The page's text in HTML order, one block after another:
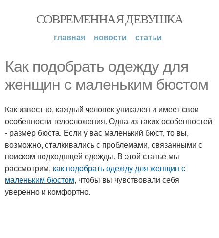
СОВРЕМЕННАЯ ДЕВУШКА
главная новости статьи
Как подобрать одежду для
женщин с маленьким бюстом
Как известно, каждый человек уникален и имеет свои
особенности телосложения. Одна из таких особенностей
- размер бюста. Если у вас маленький бюст, то вы,
возможно, сталкивались с проблемами, связанными с
поиском подходящей одежды. В этой статье мы
рассмотрим, как подобрать одежду для женщин с
маленьким бюстом, чтобы вы чувствовали себя
уверенно и комфортно.